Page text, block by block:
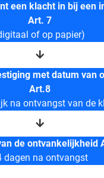
een klacht in bij een
Art. 7
of op papier)
met datum van
Art.8
na ontvangst van de
de ontvankelijkheid
dagen na ontvangst